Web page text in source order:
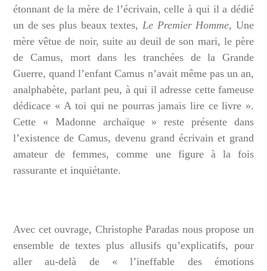
étonnant de la mère de l’écrivain, celle à qui il a dédié
un de ses plus beaux textes, Le Premier Homme, Une
mère vêtue de noir, suite au deuil de son mari, le père
de Camus, mort dans les tranchées de la Grande
Guerre, quand l’enfant Camus n’avait même pas un an,
analphabète, parlant peu, à qui il adresse cette fameuse
dédicace « A toi qui ne pourras jamais lire ce livre ».
Cette « Madonne archaïque » reste présente dans
l’existence de Camus, devenu grand écrivain et grand
amateur de femmes, comme une figure à la fois
rassurante et inquiétante.
Avec cet ouvrage, Christophe Paradas nous propose un
ensemble de textes plus allusifs qu’explicatifs, pour
aller au-delà de « l’ineffable des émotions